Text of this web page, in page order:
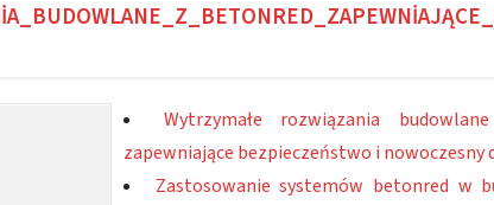
Wytrzymałe rozwiązania
zapewniające bezpieczeństwo i nowoczesny
Zastosowanie systemów betonred w